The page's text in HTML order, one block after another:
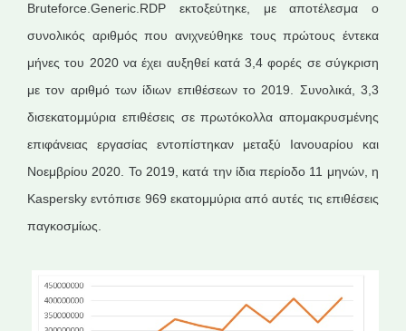
Bruteforce.Generic.RDP εκτοξεύτηκε, με αποτέλεσμα ο
συνολικός αριθμός που ανιχνεύθηκε τους πρώτους έντεκα
μήνες του 2020 να έχει αυξηθεί κατά 3,4 φορές σε σύγκριση
με τον αριθμό των ίδιων επιθέσεων το 2019. Συνολικά, 3,3
δισεκατομμύρια επιθέσεις σε πρωτόκολλα απομακρυσμένης
επιφάνειας εργασίας εντοπίστηκαν μεταξύ Ιανουαρίου και
Νοεμβρίου 2020. Το 2019, κατά την ίδια περίοδο 11 μηνών, η
Kaspersky εντόπισε 969 εκατομμύρια από αυτές τις επιθέσεις
παγκοσμίως.